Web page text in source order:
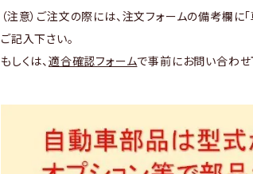
（注意）ご注文の際には、注文フォームの備考欄に「
ご記入下さい。
もしくは、 適合確認フォームで事前にお問い合わせ